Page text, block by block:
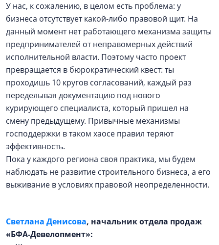
У нас, к сожалению, в целом есть проблема: у
бизнеса отсутствует какой-либо правовой щит. На
данный момент нет работающего механизма защиты
предпринимателей от неправомерных действий
исполнительной власти. Поэтому часто проект
превращается в бюрократический квест: ты
проходишь 10 кругов согласований, каждый раз
переделывая документацию под нового
курирующего специалиста, который пришел на
смену предыдущему. Привычные механизмы
господдержки в таком хаосе правил теряют
эффективность.
Пока у каждого региона своя практика, мы будем
наблюдать не развитие строительного бизнеса, а его
выживание в условиях правовой неопределенности.
Светлана Денисова, начальник отдела продаж
«БФА-Девелопмент»: